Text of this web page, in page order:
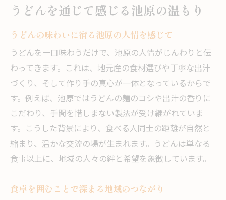
うどんを通じて感じる池原の温もり
うどんの味わいに宿る池原の人情を感じて
うどんを一口味わうだけで、池原の人情がじんわりと伝
わってきます。これは、地元産の食材選びや丁寧な出汁
づくり、そして作り手の真心が一体となっているからで
す。例えば、池原ではうどんの麺のコシや出汁の香りに
こだわり、手間を惜しまない製法が受け継がれていま
す。こうした背景により、食べる人同士の距離が自然と
縮まり、温かな交流の場が生まれます。うどんは単なる
食事以上に、地域の人々の絆と希望を象徴しています。
食卓を囲むことで深まる地域のつながり